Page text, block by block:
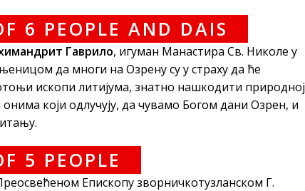
Гаврило, игуман Манастира Св. Николе у
да многи на Озрену су у страху да ће
ископи литијума, знатно нашкодити природној
који одлучују, да чувамо Богом дани Озрен, и
Епископу зворничкотузланском Г.